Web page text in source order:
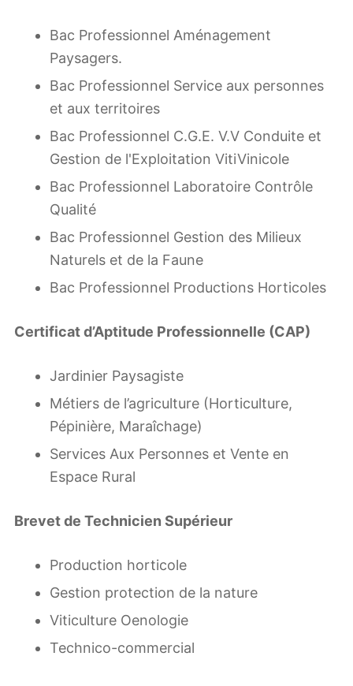
Bac Professionnel Aménagement
Paysagers.
Bac Professionnel Service aux personnes
et aux territoires
Bac Professionnel C.G.E. V.V Conduite et
Gestion de l'Exploitation VitiVinicole
Bac Professionnel Laboratoire Contrôle
Qualité
Bac Professionnel Gestion des Milieux
Naturels et de la Faune
Bac Professionnel Productions Horticoles
Certificat d’Aptitude Professionnelle (CAP)
Jardinier Paysagiste
Métiers de l’agriculture (Horticulture,
Pépinière, Maraîchage)
Services Aux Personnes et Vente en
Espace Rural
Brevet de Technicien Supérieur
Production horticole
Gestion protection de la nature
Viticulture Oenologie
Technico-commercial